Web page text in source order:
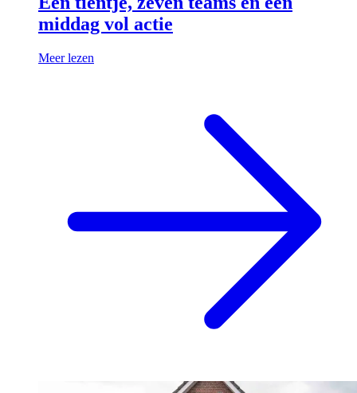
middag vol actie
Meer lezen